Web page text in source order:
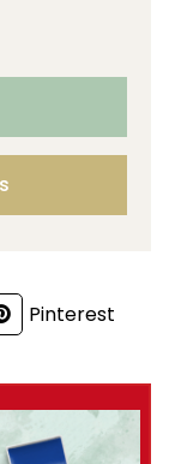
Pinterest